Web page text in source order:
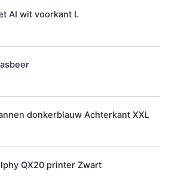
AI wit voorkant L
donkerblauw Achterkant XXL
QX20 printer Zwart